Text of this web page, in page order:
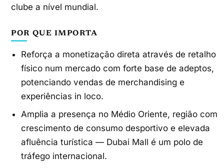
clube a nível mundial.
POR QUE IMPORTA
Reforça a monetização direta através de retalho
físico num mercado com forte base de adeptos,
potenciando vendas de merchandising e
experiências in loco.
Amplia a presença no Médio Oriente, região com
crescimento de consumo desportivo e elevada
afluência turística — Dubai Mall é um polo de
tráfego internacional.